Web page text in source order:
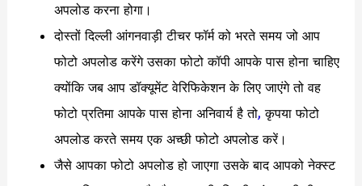
अपलोड करना होगा।
दोस्तों दिल्ली आंगनवाड़ी टीचर फॉर्म को भरते समय जो आप
फोटो अपलोड करेंगे उसका फोटो कॉपी आपके पास होना चाहिए
क्योंकि जब आप डॉक्यूमेंट वेरिफिकेशन के लिए जाएंगे तो वह
फोटो प्रतिमा आपके पास होना अनिवार्य है तो, कृपया फोटो
अपलोड करते समय एक अच्छी फोटो अपलोड करें।
जैसे आपका फोटो अपलोड हो जाएगा उसके बाद आपको नेक्स्ट